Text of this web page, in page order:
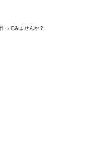
ってみませんか？